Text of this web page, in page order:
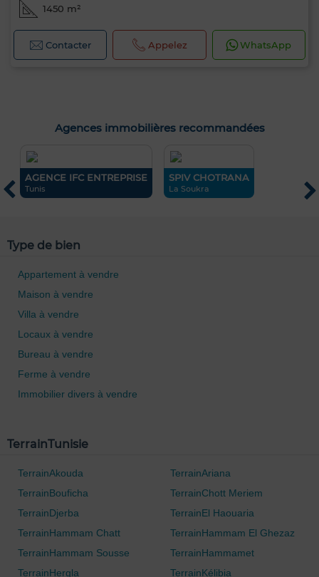
1450 m²
Contacter Appelez WhatsApp
Agences immobilières recommandées
AGENCE IFC ENTREPRISE
Tunis
SPIV CHOTRANA
La Soukra
Type de bien
Appartement à vendre
Maison à vendre
Villa à vendre
Locaux à vendre
Bureau à vendre
Ferme à vendre
Immobilier divers à vendre
TerrainTunisie
TerrainAkouda
TerrainAriana
TerrainBouficha
TerrainChott Meriem
TerrainDjerba
TerrainEl Haouaria
TerrainHammam Chatt
TerrainHammam El Ghezaz
TerrainHammam Sousse
TerrainHammamet
TerrainHergla
TerrainKélibia